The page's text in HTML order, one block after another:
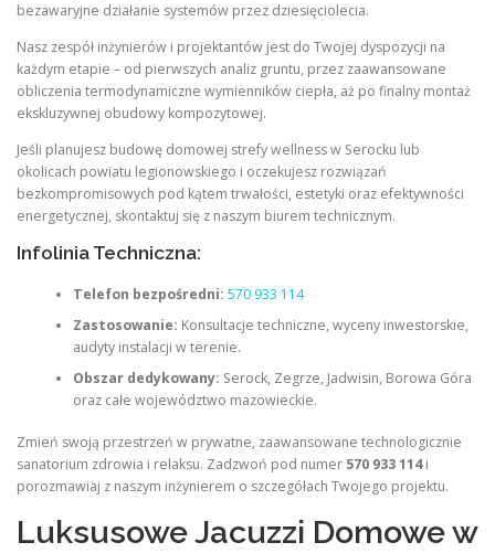
bezawaryjne działanie systemów przez dziesięciolecia.
Nasz zespół inżynierów i projektantów jest do Twojej dyspozycji na
każdym etapie – od pierwszych analiz gruntu, przez zaawansowane
obliczenia termodynamiczne wymienników ciepła, aż po finalny montaż
ekskluzywnej obudowy kompozytowej.
Jeśli planujesz budowę domowej strefy wellness w Serocku lub
okolicach powiatu legionowskiego i oczekujesz rozwiązań
bezkompromisowych pod kątem trwałości, estetyki oraz efektywności
energetycznej, skontaktuj się z naszym biurem technicznym.
Infolinia Techniczna:
Telefon bezpośredni: 570 933 114
Zastosowanie: Konsultacje techniczne, wyceny inwestorskie,
audyty instalacji w terenie.
Obszar dedykowany: Serock, Zegrze, Jadwisin, Borowa Góra
oraz całe województwo mazowieckie.
Zmień swoją przestrzeń w prywatne, zaawansowane technologicznie
sanatorium zdrowia i relaksu. Zadzwoń pod numer 570 933 114i
porozmawiaj z naszym inżynierem o szczegółach Twojego projektu.
Luksusowe Jacuzzi Domowe w